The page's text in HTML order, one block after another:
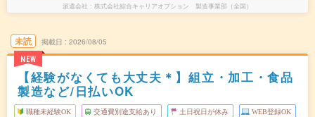
派遣会社 株式会社綜合キャリアオプション 製造事業部（全国）
未読
NEW
掲載日 2026/08/05
【経験がなくても大丈夫＊】組立・加工・食品
製造など/日払いOK
職種未経験OK 交通費別途支給あり 土日祝日が休み WEB登録OK